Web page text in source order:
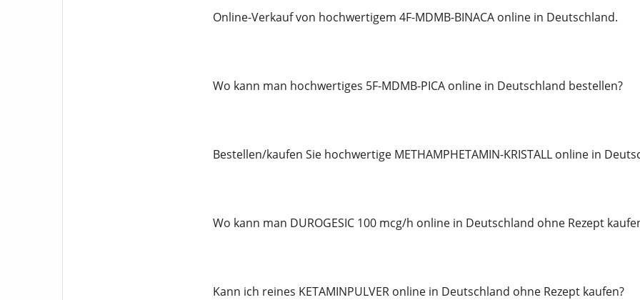
Online-Verkauf von hochwertigem 4F-MDMB-BINACA online in Deutschland.
Wo kann man hochwertiges 5F-MDMB-PICA online in Deutschland bestellen?
Bestellen/kaufen Sie hochwertige METHAMPHETAMIN-KRISTALL online in
Wo kann man DUROGESIC 100 mcg/h online in Deutschland ohne Rezept
Kann ich reines KETAMINPULVER online in Deutschland ohne Rezept kaufen?